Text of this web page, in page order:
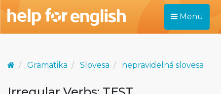
Menu
Gramatika Slovesa nepravidelná slovesa